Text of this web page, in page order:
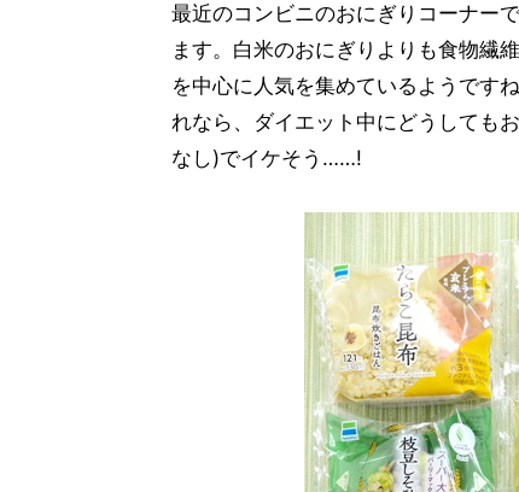
最近のコンビニのおにぎりコーナー
ます。白米のおにぎりよりも食物繊
を中心に人気を集めているようです
れなら、ダイエット中にどうしても
なし)でイケそう……!